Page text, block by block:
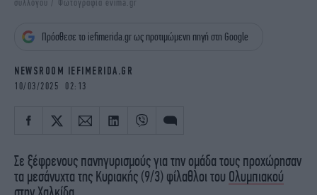
iBOOKS
OSCARS
NEWSLETTER
συλλόγου / Φωτογραφία evima.gr
Πρόσθεσε το iefimerida.gr ως προτιμώμενη πηγή στη Google
NEWSROOM IEFIMERIDA.GR
10/03/2025 02:13
Σε ξέφρενους πανηγυρισμούς για την ομάδα τους προχώρησαν
τα μεσάνυχτα της Κυριακής (9/3) φίλαθλοι του Ολυμπιακού